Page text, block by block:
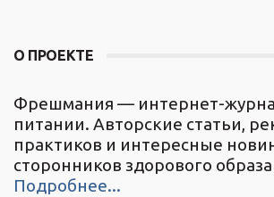
О ПРОЕКТЕ
Фрешмания — интернет-
питании. Авторские статьи,
практиков и интересные
сторонников здорового
Подробнее...